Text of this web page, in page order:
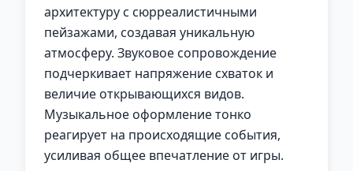
архитектуру с сюрреалистичными
пейзажами, создавая уникальную
атмосферу. Звуковое сопровождение
подчеркивает напряжение схваток и
величие открывающихся видов.
Музыкальное оформление тонко
реагирует на происходящие события,
усиливая общее впечатление от игры.